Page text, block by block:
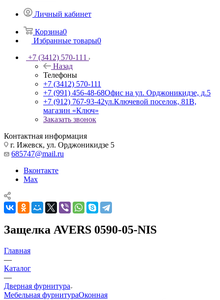
Личный кабинет
Корзина0
Избранные товары0
+7 (3412) 570-111
Назад
Телефоны
+7 (3412) 570-111
+7 (991) 456-48-68Офис на ул. Орджоникидзе, д.5
+7 (912) 767-93-42ул.Ключевой поселок, 81В,
магазин «Ключ»
Заказать звонок
Контактная информация
г. Ижевск, ул. Орджоникидзе 5
685747@mail.ru
Вконтакте
Max
Защелка AVERS 0590-05-NIS
Главная
—
Каталог
—
Дверная фурнитура
Мебельная фурнитураОконная